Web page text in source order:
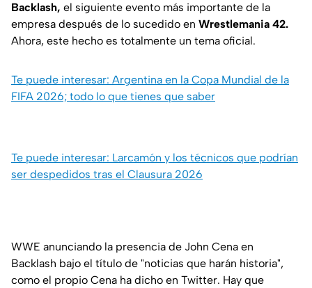
Backlash, el siguiente evento más importante de la
empresa después de lo sucedido en Wrestlemania 42.
Ahora, este hecho es totalmente un tema oficial.
Te puede interesar: Argentina en la Copa Mundial de la
FIFA 2026; todo lo que tienes que saber
Te puede interesar: Larcamón y los técnicos que podrían
ser despedidos tras el Clausura 2026
WWE anunciando la presencia de John Cena en
Backlash bajo el título de "noticias que harán historia",
como el propio Cena ha dicho en Twitter. Hay que